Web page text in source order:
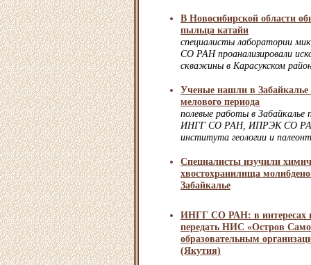
В Новосибирской области
пыльца катайи
специалисты лаборатории
СО РАН проанализировали
скважины в Карасукском
Ученые нашли в Забайкалье
мелового периода
полевые работы в Забайкалье
ИНГГ СО РАН, ИПРЭК СО
института геологии и
Специалисты изучили
хвостохранилища
Забайкалье
ИНГГ СО РАН: в интересах
передать НИС «Остров
образовательным
(Якутия)